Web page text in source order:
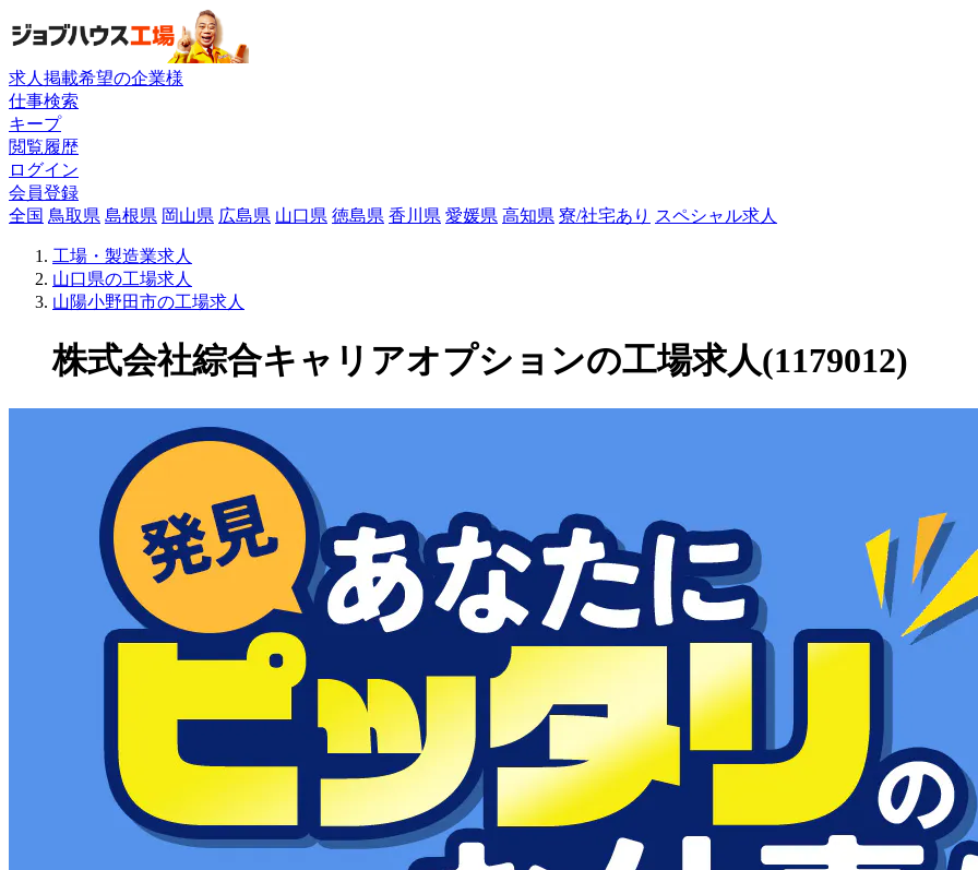
求人掲載希望の企業様
仕事検索
キープ
閲覧履歴
ログイン
会員登録
全国 鳥取県 島根県 岡山県 広島県 山口県 徳島県 香川県 愛媛県 高知県 寮/社宅あり スペシャル求人
工場・製造業求人
山口県の工場求人
山陽小野田市の工場求人
株式会社綜合キャリアオプションの工場求人(1179012)